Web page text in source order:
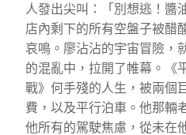
人發出尖叫：「別想逃！醬
店內剩下的所有空盤子被醋
哀鳴。廖沾沾的宇宙冒險，
的混亂中，拉開了帷幕。《
戰》何手殘的人生，被兩個
費，以及平行泊車。他那輛
他所有的駕駛焦慮，從未在